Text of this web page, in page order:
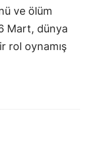
ve ölüm
Mart, dünya
rol oynamış